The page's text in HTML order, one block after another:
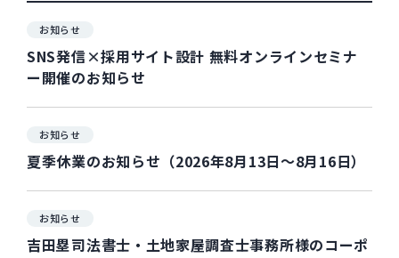
お知らせ
SNS発信×採用サイト設計 無料オンラインセミナ
ー開催のお知らせ
お知らせ
夏季休業のお知らせ（2026年8月13日～8月16日）
お知らせ
吉田塁司法書士・土地家屋調査士事務所様のコーポ